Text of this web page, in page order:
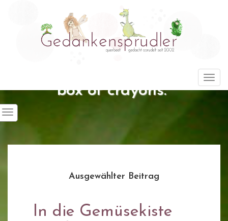
"Life is about using the whole
box of crayons."
Ausgewählter Beitrag
In die Gemüsekiste